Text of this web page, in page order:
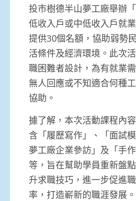
投市樹德半山夢工廠舉辦
低收入戶或中低收入戶就
提供30個名額，協助弱勢
活條件及經濟環境。此次
職困難者設計，為有就業
無人回應或不知適合何種
協助。
據了解，本次活動課程內
含「履歷寫作」、「面試
夢工廠企業參訪」及「手作
等，旨在幫助學員重新盤
升求職技巧，進一步促進
率，打造嶄新的職涯發展。